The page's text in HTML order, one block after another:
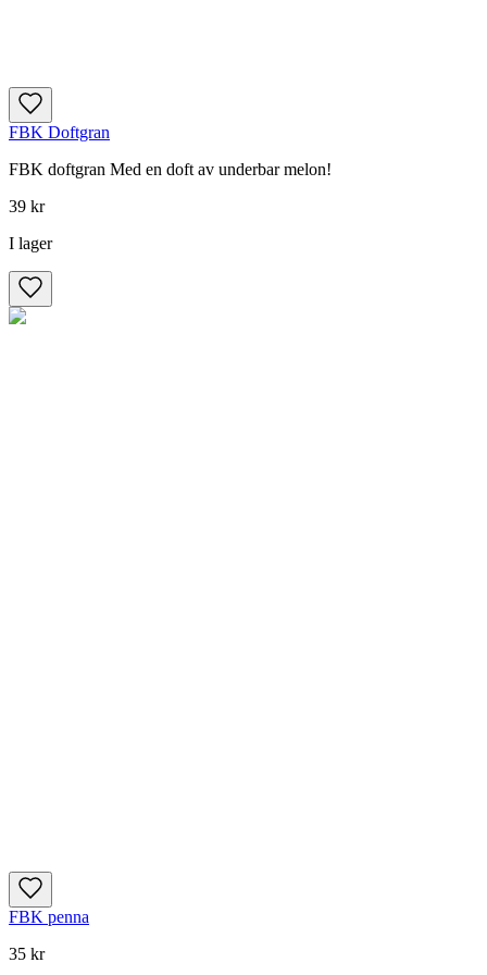
FBK Doftgran
FBK doftgran Med en doft av underbar melon!
39 kr
I lager
FBK penna
35 kr